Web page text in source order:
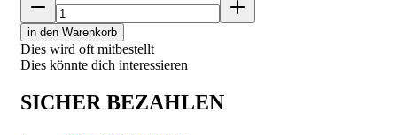
in den Warenkorb
Dies wird oft mitbestellt
Dies könnte dich interessieren
SICHER BEZAHLEN